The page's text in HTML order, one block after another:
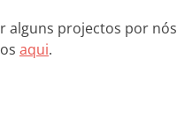
alguns projectos por nós
aqui.